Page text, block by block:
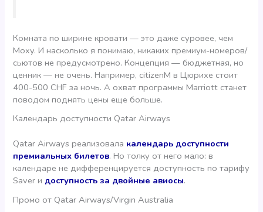
Комната по ширине кровати — это даже суровее, чем
Moxy. И насколько я понимаю, никаких премиум-номеров/
сьютов не предусмотрено. Концепция — бюджетная, но
ценник — не очень. Например, citizenM в Цюрихе стоит
400-500 CHF за ночь. А охват программы Marriott станет
поводом поднять цены еще больше.
Календарь доступности Qatar Airways
Qatar Airways реализовала календарь доступности
премиальных билетов. Но толку от него мало: в
календаре не дифференцируется доступность по тарифу
Saver и доступность за двойные авиосы.
Промо от Qatar Airways/Virgin Australia